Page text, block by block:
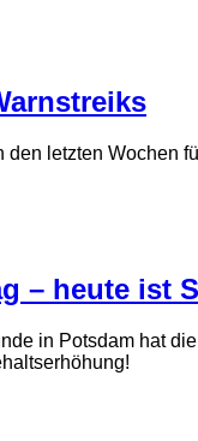
letzten Wochen
– heute ist
in Potsdam hat